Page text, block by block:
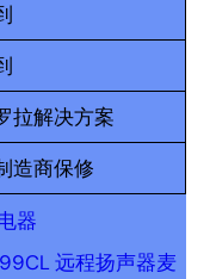
拉解决方案
造商保修
器
远程扬声器麦